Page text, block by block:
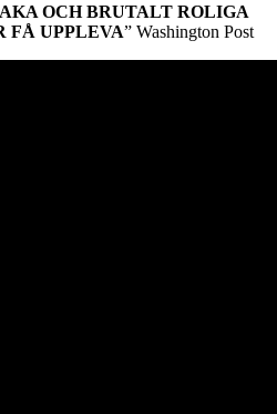
OCH BRUTALT ROLIGA
FÅ UPPLEVA” Washington Post